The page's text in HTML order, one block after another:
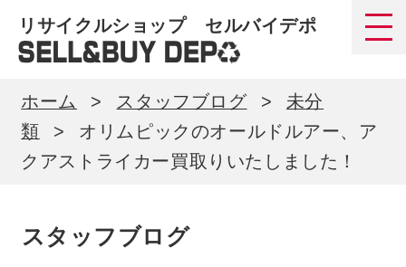
リサイクルショップ セルバイデポ
ホーム スタッフブログ
未分
類
オリムピックのオールドルアー、ア
クアストライカー買取りいたしました！
スタッフブログ